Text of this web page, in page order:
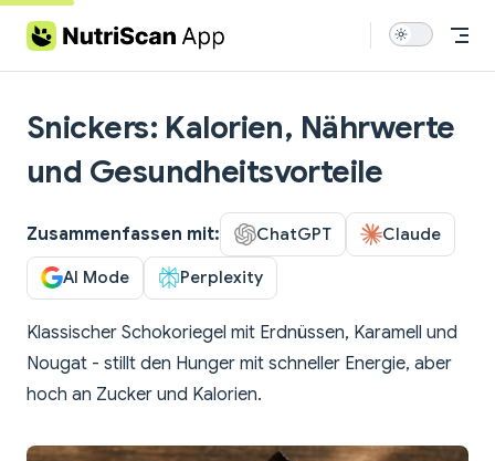
Skip to content
Snickers: Kalorien, Nährwerte
und Gesundheitsvorteile
Zusammenfassen mit: ChatGPT Claude
AI Mode Perplexity
Klassischer Schokoriegel mit Erdnüssen, Karamell und
Nougat - stillt den Hunger mit schneller Energie, aber
hoch an Zucker und Kalorien.